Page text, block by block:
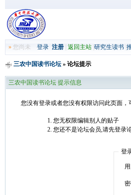
»您尚未 登录 注册| 返回主站| 研究生读书|
三农中国读书论坛» 论坛提示
三农中国读书论坛 提示信息
您没有登录或者您没有权限访问此页面，
您无权限编辑别人的贴子
您还不是论坛会员,请先登录
登